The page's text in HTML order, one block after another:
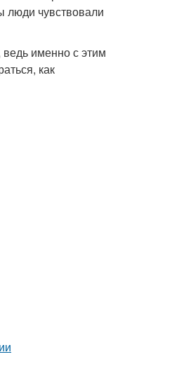
люди чувствовали
именно с этим
как